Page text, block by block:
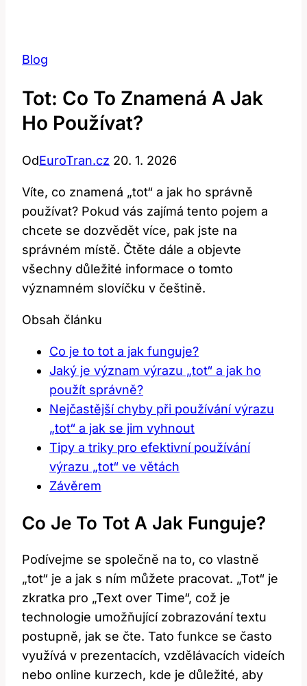
Blog
Tot: Co To Znamená A Jak
Ho Používat?
OdEuroTran.cz 20. 1. 2026
Víte, co znamená „tot“ a jak ho správně
používat? Pokud vás zajímá tento pojem a
chcete se dozvědět více, pak jste na
správném místě. Čtěte dále a objevte
všechny důležité informace o tomto
významném slovíčku v češtině.
Obsah článku
Co je to tot a jak funguje?
Jaký je význam výrazu „tot“ a jak ho
použít správně?
Nejčastější chyby při používání výrazu
„tot“ a jak se jim vyhnout
Tipy a triky pro efektivní používání
výrazu „tot“ ve větách
Závěrem
Co Je To Tot A Jak Funguje?
Podívejme se společně na to, co vlastně
„tot“ je a jak s ním můžete pracovat. „Tot“ je
zkratka pro „Text over Time“, což je
technologie umožňující zobrazování textu
postupně, jak se čte. Tato funkce se často
využívá v prezentacích, vzdělávacích videích
nebo online kurzech, kde je důležité, aby